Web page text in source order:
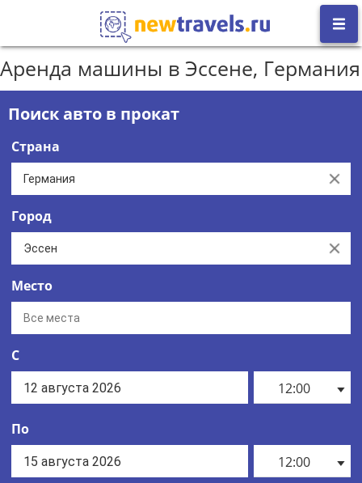
Аренда машины в Эссене, Германия
Поиск авто в прокат
Страна
Clear
Город
Clear
Место
С
12:00
По
12:00